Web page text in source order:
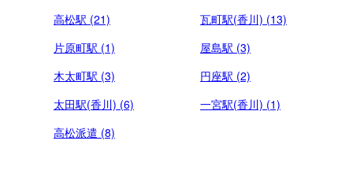
高松駅 (21)
瓦町駅(香川) (13)
片原町駅 (1)
屋島駅 (3)
木太町駅 (3)
円座駅 (2)
太田駅(香川) (6)
一宮駅(香川) (1)
高松派遣 (8)